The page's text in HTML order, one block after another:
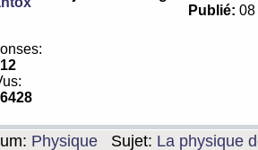
Publié:
12
Physique Sujet: La physique